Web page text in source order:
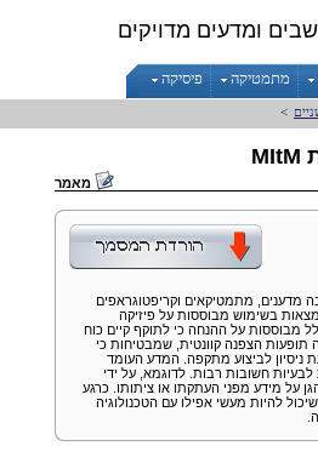
ומדעים מדויקים
מתמטיקה פיסיקה
>
MItM
מאמר
מדענים, מתמטיקאים וקריפטוגראפים
בשימוש מבוססות על פיזיקה
מבוססות על ההנחה כי לתוקף קיים כוח
תופעות הצפנה קוונטית, שמבטיחות כי
ניסיון לביצוע מתקפה. המדע העומד
חשובות רבות. לדוגמא, על ידי
על מידע מפני העתקתו או ציתותו. כרגע
להיות מעשי אפילו עם הטכנולוגיה